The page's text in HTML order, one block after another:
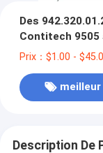
Des
Contitech 9505
Prix：$1.00 -
Description De